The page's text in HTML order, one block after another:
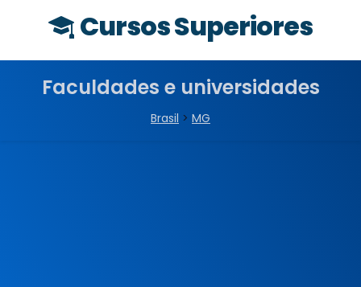
Cursos Superiores
Faculdades e universidades
Brasil > MG